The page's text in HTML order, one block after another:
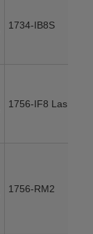
1734-IB8S
1756-IF8 Las
1756-RM2